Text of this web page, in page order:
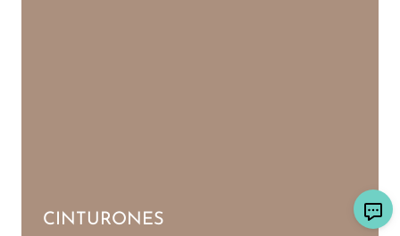
CINTURONES